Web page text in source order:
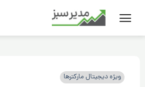
ویژه دیجیتال مارکترها